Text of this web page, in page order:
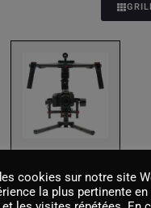
DJI Ronin M
cookies sur notre site
la plus pertinente